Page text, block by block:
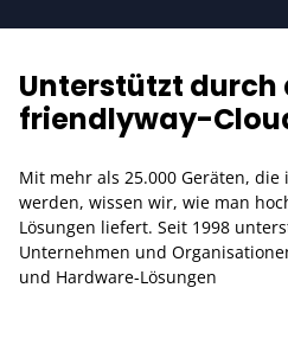
Unterstützt durch
friendlyway-
Mit mehr als 25.000 Geräten,
werden, wissen wir, wie man
Lösungen liefert. Seit 1998
Unternehmen und
und Hardware-Lösungen